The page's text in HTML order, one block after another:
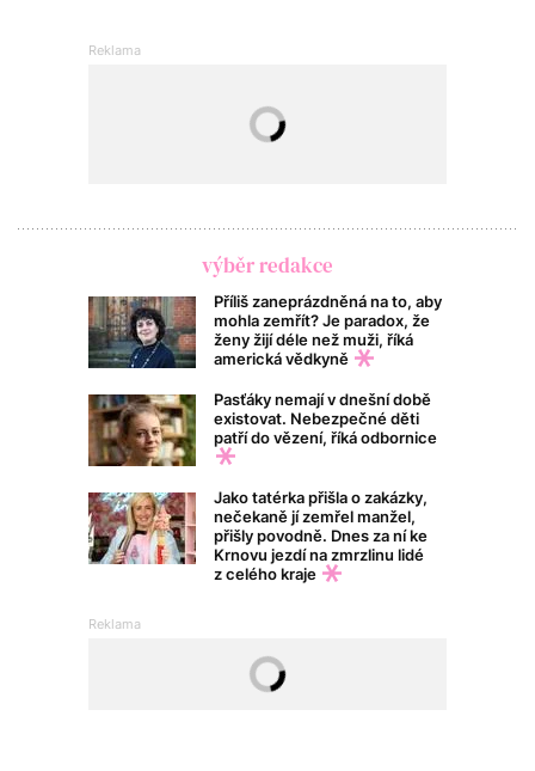
výběr redakce
Příliš zaneprázdněná na to, aby
mohla zemřít? Je paradox, že
ženy žijí déle než muži, říká
americká vědkyně
Pasťáky nemají v dnešní době
existovat. Nebezpečné děti
patří do vězení, říká odbornice
Jako tatérka přišla o zakázky,
nečekaně jí zemřel manžel,
přišly povodně. Dnes za ní ke
Krnovu jezdí na zmrzlinu lidé
z celého kraje